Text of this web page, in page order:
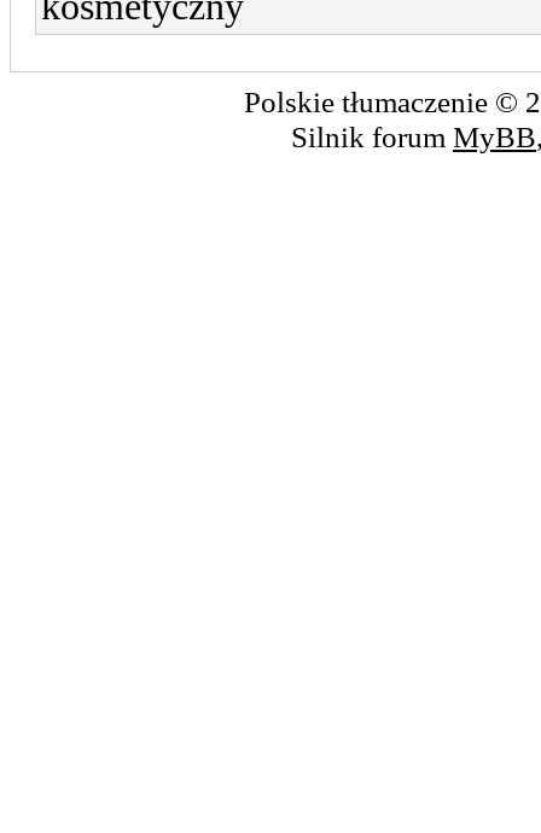
Polskie tłumaczenie ©
Silnik forum MyBB